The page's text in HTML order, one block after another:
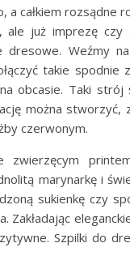
a całkiem rozsądne
już imprezę czy
dresowe. Weźmy
takie
obcasie. Taki
można
czerwonym.
marynarkę i
sukienkę czy
Zakładając
Szpilki do